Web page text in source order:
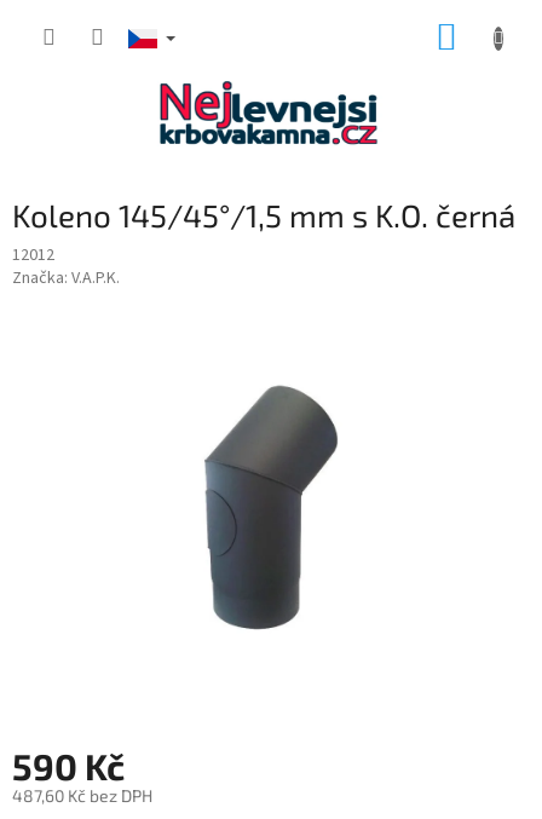
Koleno 145/45°/1,5 mm s K.O. černá
12012
Značka: V.A.P.K.
590 Kč
487,60 Kč bez DPH